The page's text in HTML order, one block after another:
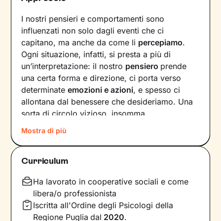
I nostri pensieri e comportamenti sono
influenzati non solo dagli eventi che ci
capitano, ma anche da come li percepiamo.
Ogni situazione, infatti, si presta a più di
un’interpretazione: il nostro pensiero prende
una certa forma e direzione, ci porta verso
determinateemozioni e azioni, e spesso ci
allontana dal benessere che desideriamo. Una
sorta di circolo vizioso, insomma.
Si può interrompere questo circuito,
innescando uncambiamento che porti a una
maggiore serenità
comportamenti che lo generano.
Il mio compito sarà quello di accompagnarti in
questo processo, aiutandoti prima di tutto a
Mostra di più
Curriculum
Ha lavorato in cooperative sociali e come
libera/o professionista
Iscritta all'Ordine degli Psicologi della
Regione Puglia dal 2020.